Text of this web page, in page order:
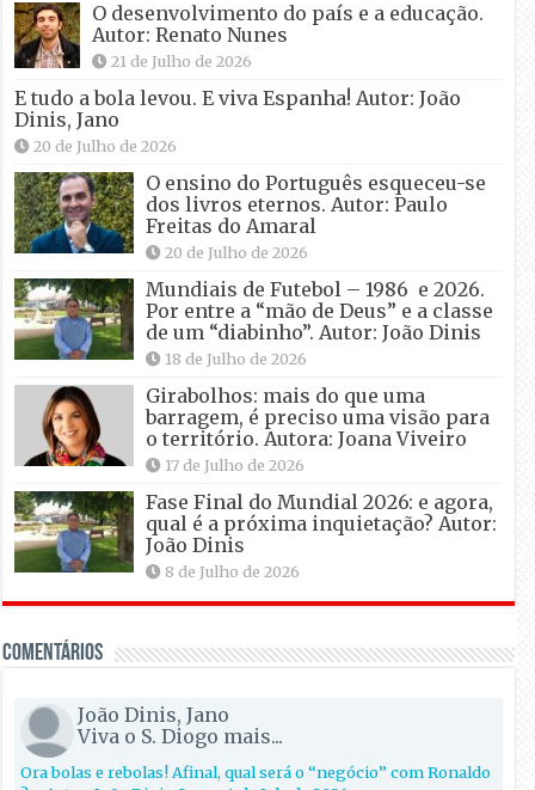
O desenvolvimento do país e a educação.
Autor: Renato Nunes
21 de Julho de 2026
E tudo a bola levou. E viva Espanha! Autor: João
Dinis, Jano
20 de Julho de 2026
O ensino do Português esqueceu-se
dos livros eternos. Autor: Paulo
Freitas do Amaral
20 de Julho de 2026
Mundiais de Futebol – 1986 e 2026.
Por entre a “mão de Deus” e a classe
de um “diabinho”. Autor: João Dinis
18 de Julho de 2026
Girabolhos: mais do que uma
barragem, é preciso uma visão para
o território. Autora: Joana Viveiro
17 de Julho de 2026
Fase Final do Mundial 2026: e agora,
qual é a próxima inquietação? Autor:
João Dinis
8 de Julho de 2026
Comentários
João Dinis, Jano
Viva o S. Diogo mais...
Ora bolas e rebolas! Afinal, qual será o “negócio” com Ronaldo